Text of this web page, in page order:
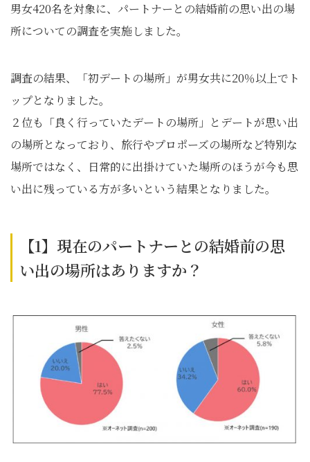
男女420名を対象に、パートナーとの結婚前の思い出の場
所についての調査を実施しました。
調査の結果、「初デートの場所」が男女共に20％以上でト
ップとなりました。
２位も「良く行っていたデートの場所」とデートが思い出
の場所となっており、旅行やプロポーズの場所など特別な
場所ではなく、日常的に出掛けていた場所のほうが今も思
い出に残っている方が多いという結果となりました。
【1】現在のパートナーとの結婚前の思
い出の場所はありますか？